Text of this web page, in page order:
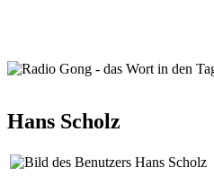
Hans Scholz